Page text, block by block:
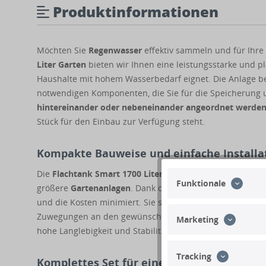
Produktinformationen
Möchten Sie Regenwasser effektiv sammeln und für Ihre
Liter Garten bieten wir Ihnen eine leistungsstarke und
Haushalte mit hohem Wasserbedarf eignet. Die Anlage
notwendigen Komponenten, die Sie für die Speicherung
hintereinander oder nebeneinander angeordnet werden
Stück für den Einbau zur Verfügung steht.
Kompakte Bauweise und einfache
Die Flachtank Smart 1700 Liter
größere Gartenanlagen . Dank der flachen Bauweise
und die Kosten minimiert. Sie sind mit einem Gewicht
Zuwegungen an den gewünschten Installationsort
hohe Langlebigkeit und Stabilität.
Komplettes Set für eine effiziente Nutzung
Funktionale
Marketing
Tracking